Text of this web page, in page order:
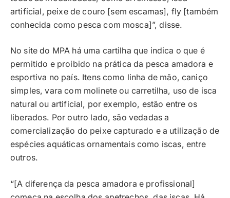
artificial, peixe de couro [sem escamas], fly [também
conhecida como pesca com mosca]”, disse.
No site do MPA há uma cartilha que indica o que é
permitido e proibido na prática da pesca amadora e
esportiva no país. Itens como linha de mão, caniço
simples, vara com molinete ou carretilha, uso de isca
natural ou artificial, por exemplo, estão entre os
liberados. Por outro lado, são vedadas a
comercialização do peixe capturado e a utilização de
espécies aquáticas ornamentais como iscas, entre
outros.
“[A diferença da pesca amadora e profissional]